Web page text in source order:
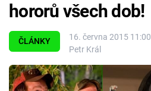
Témata
Filmy
ČLÁNKY
16. června 2015 11:00
Petr Král
hororů všech dob!